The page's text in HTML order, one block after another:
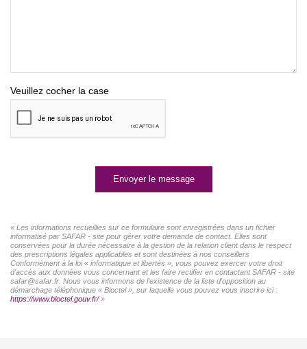
Veuillez cocher la case
Envoyer le message
« Les informations recueillies sur ce formulaire sont enregistrées dans un fichier
informatisé par SAFAR - site pour gérer votre demande de contact. Elles sont
conservées pour la durée nécessaire à la gestion de la relation client dans le respect
des prescriptions légales applicables et sont destinées à nos conseillers
Conformément à la loi « informatique et libertés », vous pouvez exercer votre droit
d'accès aux données vous concernant et les faire rectifier en contactant SAFAR - site
safar@safar.fr. Nous vous informons de l'existence de la liste d'opposition au
démarchage téléphonique « Bloctel », sur laquelle vous pouvez vous inscrire ici :
https://www.bloctel.gouv.fr/»